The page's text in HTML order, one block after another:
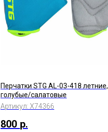
Перчатки STG AL-03-418 летние,
голубые/салатовые
Артикул: Х74366
800 р.